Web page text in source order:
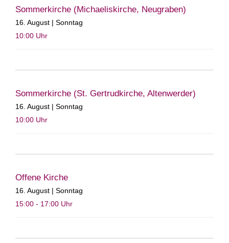
Sommerkirche (Michaeliskirche, Neugraben)
16. August | Sonntag
10:00 Uhr
Sommerkirche (St. Gertrudkirche, Altenwerder)
16. August | Sonntag
10:00 Uhr
Offene Kirche
16. August | Sonntag
15:00 - 17:00 Uhr